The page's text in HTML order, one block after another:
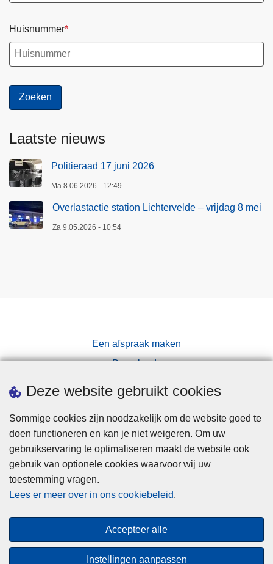
Deze website gebruikt cookies
Sommige cookies zijn noodzakelijk om de website goed te
doen functioneren en kan je niet weigeren. Om uw
gebruikservaring te optimaliseren maakt de website ook
gebruik van optionele cookies waarvoor wij uw
toestemming vragen.
Lees er meer over in ons cookiebeleid.
Accepteer alle
Instellingen aanpassen
Huisnummer
Laatste nieuws
Politieraad 17 juni 2026
Ma 8.06.2026 - 12:49
Overlastactie station Lichtervelde – vrijdag 8 mei
Za 9.05.2026 - 10:54
Een afspraak maken
Downloads
Privacy
Cookies
Toegankelijkheid